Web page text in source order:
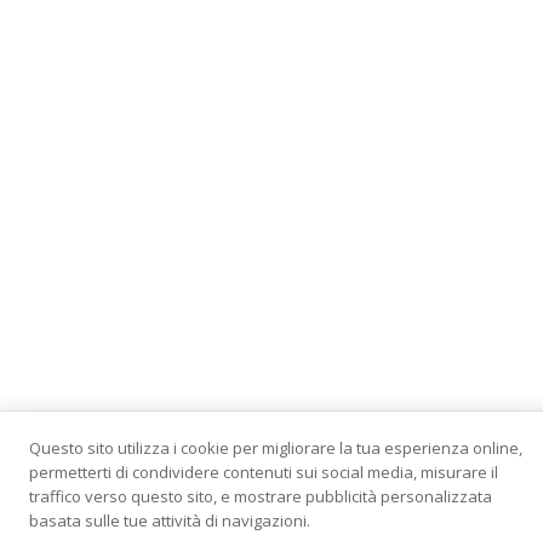
autorizzata. Case in Legno e Case Prefabbricate in
Bioedilizia Made in Italy!
Questo sito utilizza i cookie per migliorare la tua esperienza online,
permetterti di condividere contenuti sui social media, misurare il
traffico verso questo sito, e mostrare pubblicità personalizzata
basata sulle tue attività di navigazioni.